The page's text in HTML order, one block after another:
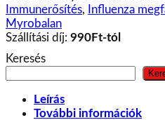
gyógynövény-
komplex
kapszula
-
60db
Immunerősítés, Influenza
Myrobalan
Szállítási díj: 990Ft-tól
Keresés
Leírás
További információk